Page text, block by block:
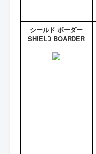
シールド ボーダー
SHIELD BOARDER